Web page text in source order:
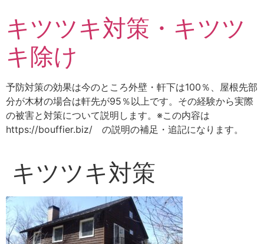
テ
ツ
キ
ッ
プ
キツツキ対策・キツツ
キ除け
予防対策の効果は今のところ外壁・軒下は100％、屋根先部
分が木材の場合は軒先が95％以上です。その経験から実際
の被害と対策について説明します。※この内容は
https://bouffier.biz/ の説明の補足・追記になります。
キツツキ対策